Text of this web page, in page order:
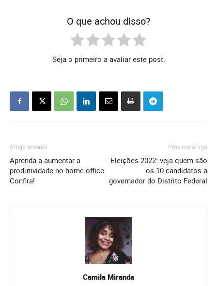
O que achou disso?
Seja o primeiro a avaliar este post.
Artigo anterior
Aprenda a aumentar a
produtividade no home office.
Confira!
Próximo artigo
Eleições 2022: veja quem são
os 10 candidatos a
governador do Distrito Federal
Camila Miranda